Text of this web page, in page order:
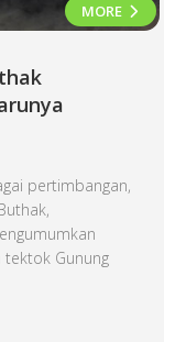
MORE
pertimbangan,
Gunung